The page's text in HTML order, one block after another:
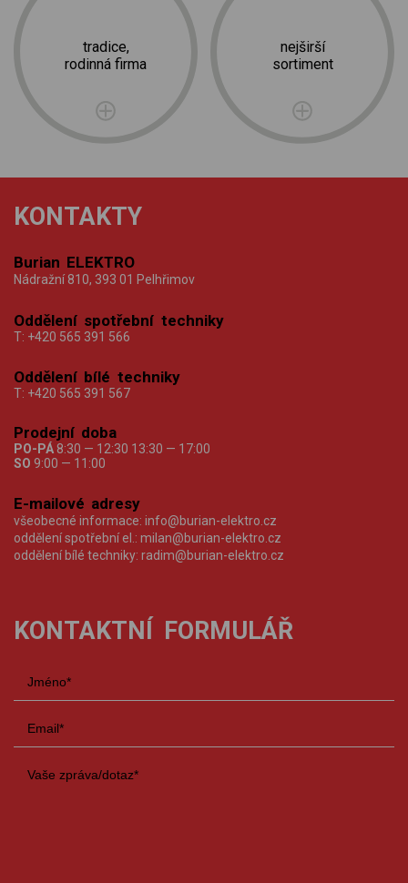
tradice,
rodinná firma
nejširší
sortiment
KONTAKTY
Burian ELEKTRO
Nádražní 810, 393 01 Pelhřimov
Oddělení spotřební techniky
T: +420 565 391 566
Oddělení bílé techniky
T: +420 565 391 567
Prodejní doba
PO-PÁ 8:30 — 12:30 13:30 — 17:00
SO 9:00 — 11:00
E-mailové adresy
všeobecné informace: info@burian-elektro.cz
oddělení spotřební el.: milan@burian-elektro.cz
oddělení bílé techniky: radim@burian-elektro.cz
KONTAKTNÍ FORMULÁŘ